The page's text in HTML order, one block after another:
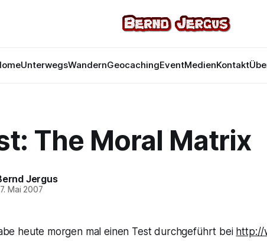
UnterwegsWandernGeocachingEventMedienKontakt
The Moral Matrix
Jergus
Mai 2007
heute morgen mal einen Test durchgeführt bei http://